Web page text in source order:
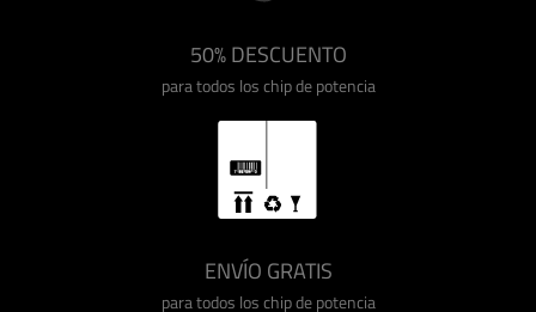
50% DESCUENTO
para todos los chip de potencia
ENVÍO GRATIS
para todos los chip de potencia